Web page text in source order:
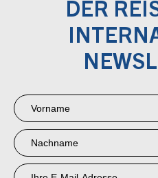
DER
Newsletter
Anmeldung
RMI